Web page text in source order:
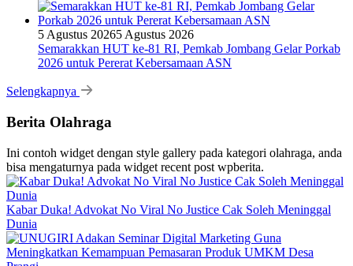
5 Agustus 20265 Agustus 2026
Semarakkan HUT ke-81 RI, Pemkab Jombang Gelar Porkab
2026 untuk Pererat Kebersamaan ASN
Selengkapnya
Berita Olahraga
Ini contoh widget dengan style gallery pada kategori olahraga, anda
bisa mengaturnya pada widget recent post wpberita.
Kabar Duka! Advokat No Viral No Justice Cak Soleh Meninggal
Dunia